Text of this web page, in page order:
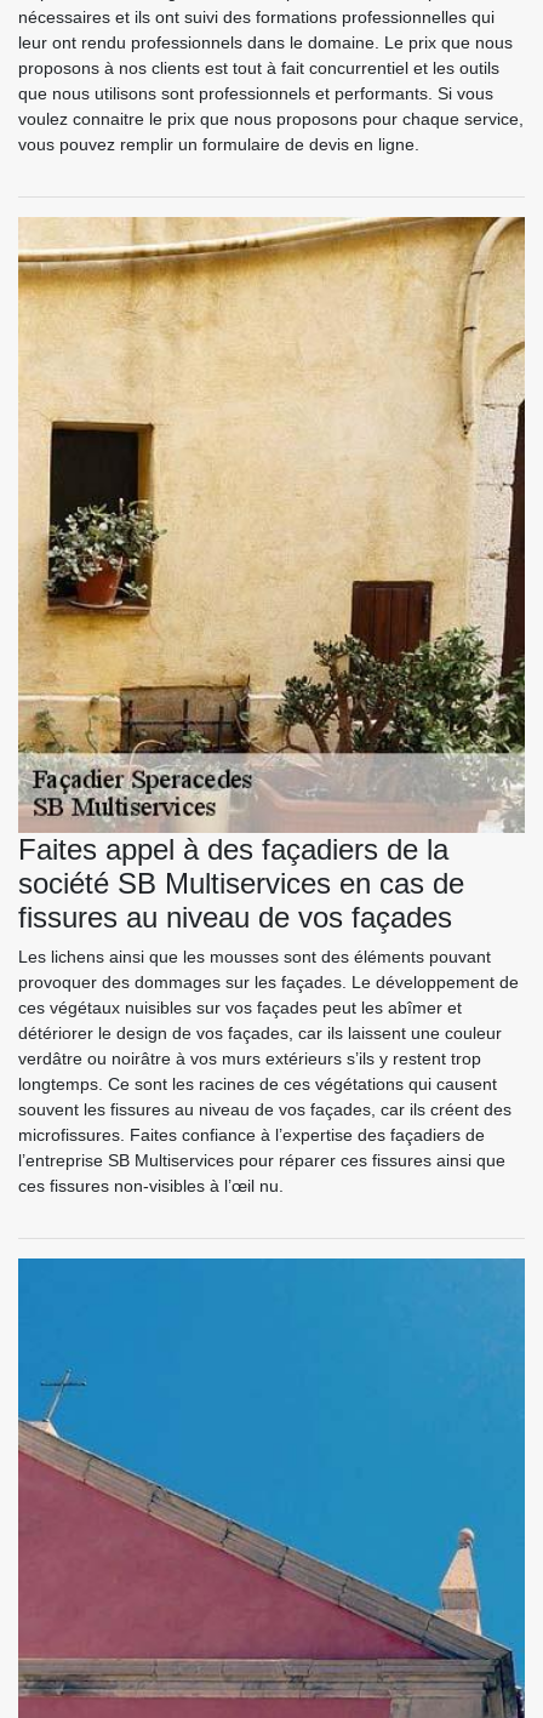
nécessaires et ils ont suivi des formations professionnelles qui
leur ont rendu professionnels dans le domaine. Le prix que nous
proposons à nos clients est tout à fait concurrentiel et les outils
que nous utilisons sont professionnels et performants. Si vous
voulez connaitre le prix que nous proposons pour chaque service,
vous pouvez remplir un formulaire de devis en ligne.
Faites appel à des façadiers de la
société SB Multiservices en cas de
fissures au niveau de vos façades
Les lichens ainsi que les mousses sont des éléments pouvant
provoquer des dommages sur les façades. Le développement de
ces végétaux nuisibles sur vos façades peut les abîmer et
détériorer le design de vos façades, car ils laissent une couleur
verdâtre ou noirâtre à vos murs extérieurs s’ils y restent trop
longtemps. Ce sont les racines de ces végétations qui causent
souvent les fissures au niveau de vos façades, car ils créent des
microfissures. Faites confiance à l’expertise des façadiers de
l’entreprise SB Multiservices pour réparer ces fissures ainsi que
ces fissures non-visibles à l’œil nu.